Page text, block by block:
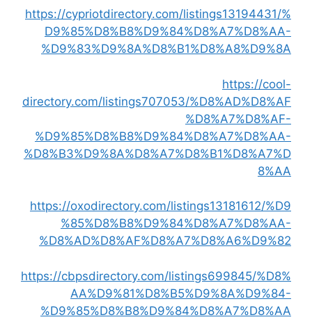
https://cypriotdirectory.com/listings13194431/%
D9%85%D8%B8%D9%84%D8%A7%D8%AA-
%D9%83%D9%8A%D8%B1%D8%A8%D9%8A
https://cool-
directory.com/listings707053/%D8%AD%D8%AF
%D8%A7%D8%AF-
%D9%85%D8%B8%D9%84%D8%A7%D8%AA-
%D8%B3%D9%8A%D8%A7%D8%B1%D8%A7%D
8%AA
https://oxodirectory.com/listings13181612/%D9
%85%D8%B8%D9%84%D8%A7%D8%AA-
%D8%AD%D8%AF%D8%A7%D8%A6%D9%82
https://cbpsdirectory.com/listings699845/%D8%
AA%D9%81%D8%B5%D9%8A%D9%84-
%D9%85%D8%B8%D9%84%D8%A7%D8%AA